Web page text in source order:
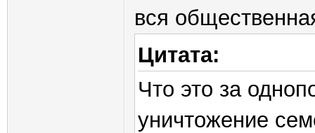
вся
Цитата:
Что это за
уничтожение